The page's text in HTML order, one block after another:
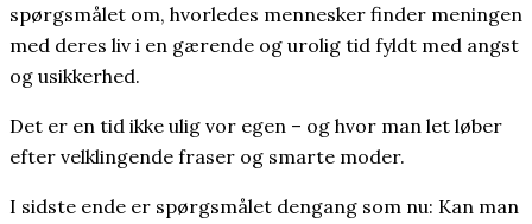
spørgsmålet om, hvorledes mennesker finder meningen
med deres liv i en gærende og urolig tid fyldt med angst
og usikkerhed.
Det er en tid ikke ulig vor egen – og hvor man let løber
efter velklingende fraser og smarte moder.
I sidste ende er spørgsmålet dengang som nu: Kan man